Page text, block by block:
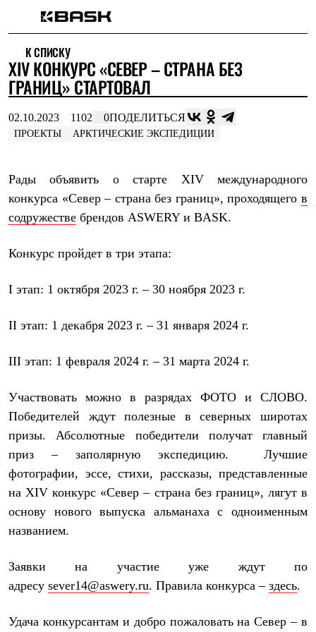
Интернет-магазин
Мужская одежда
Утепленная пухом
Куртки
Жилеты
Комбинезоны
Брюки
Штормовая одежда
Куртки
Брюки
Софтшелл одежда
Брюки
Брюки
Термобелье
Теплое термобелье
Легкое термобелье
Рубашки
Толстовки
Шорты
Женская одежда
Утепленная пухом
Куртки
Брюки
Жилеты
Утепленная синтетикой
Куртки
Штормовая одежда
Софтшелл одежда
Брюки
Лёгкая одежда
К СПИСКУ
XIV КОНКУРС «СЕВЕР – СТРАНА БЕЗ
ГРАНИЦ» СТАРТОВАЛ
02.10.2023 1102 0ПОДЕЛИТЬСЯ
ПРОЕКТЫ АРКТИЧЕСКИЕ ЭКСПЕДИЦИИ
Рады объявить о старте XIV международного
конкурса «Север – страна без границ», проходящего в
содружестве брендов ASWERY и BASK.
Конкурс пройдет в три этапа:
I этап: 1 октября 2023 г. – 30 ноября 2023 г.
II этап: 1 декабря 2023 г. – 31 января 2024 г.
III этап: 1 февраля 2024 г. – 31 марта 2024 г.
Участвовать можно в разрядах ФОТО и СЛОВО.
Победителей ждут полезные в северных широтах
призы. Абсолютные победители получат главный
приз – заполярную экспедицию. Лучшие
фотографии, эссе, стихи, рассказы, представленные
на XIV конкурс «Север – страна без границ», лягут в
основу нового выпуска альманаха с одноименным
названием.
Заявки на участие уже ждут по
адресу sever14@aswery.ru. Правила конкурса – здесь.
Удача конкурсантам и добро пожаловать на Север – в